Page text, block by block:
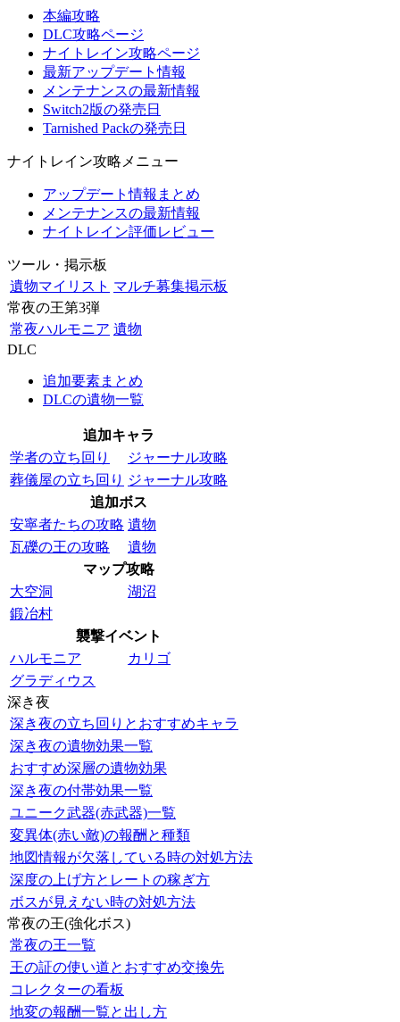
本編攻略
DLC攻略ページ
ナイトレイン攻略ページ
最新アップデート情報
メンテナンスの最新情報
Switch2版の発売日
Tarnished Packの発売日
ナイトレイン攻略メニュー
アップデート情報まとめ
メンテナンスの最新情報
ナイトレイン評価レビュー
ツール・掲示板
遺物マイリスト マルチ募集掲示板
常夜の王第3弾
常夜ハルモニア 遺物
DLC
追加要素まとめ
DLCの遺物一覧
追加キャラ
学者の立ち回り
ジャーナル攻略
葬儀屋の立ち回り ジャーナル攻略
追加ボス
安寧者たちの攻略 遺物
瓦礫の王の攻略
遺物
マップ攻略
大空洞
湖沼
鍛冶村
襲撃イベント
ハルモニア
カリゴ
グラディウス
深き夜
深き夜の立ち回りとおすすめキャラ
深き夜の遺物効果一覧
おすすめ深層の遺物効果
深き夜の付帯効果一覧
ユニーク武器(赤武器)一覧
変異体(赤い敵)の報酬と種類
地図情報が欠落している時の対処方法
深度の上げ方とレートの稼ぎ方
ボスが見えない時の対処方法
常夜の王(強化ボス)
常夜の王一覧
王の証の使い道とおすすめ交換先
コレクターの看板
地変の報酬一覧と出し方